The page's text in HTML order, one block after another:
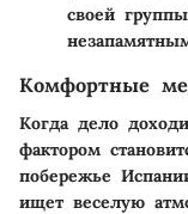
своей
Комфортные
Когда дело
фактором
побережье
ищет веселую